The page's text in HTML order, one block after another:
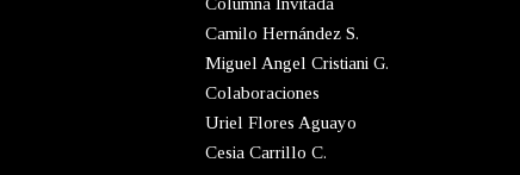
Camilo Hernández S.
Miguel Angel Cristiani G.
Colaboraciones
Uriel Flores Aguayo
Cesia Carrillo C.